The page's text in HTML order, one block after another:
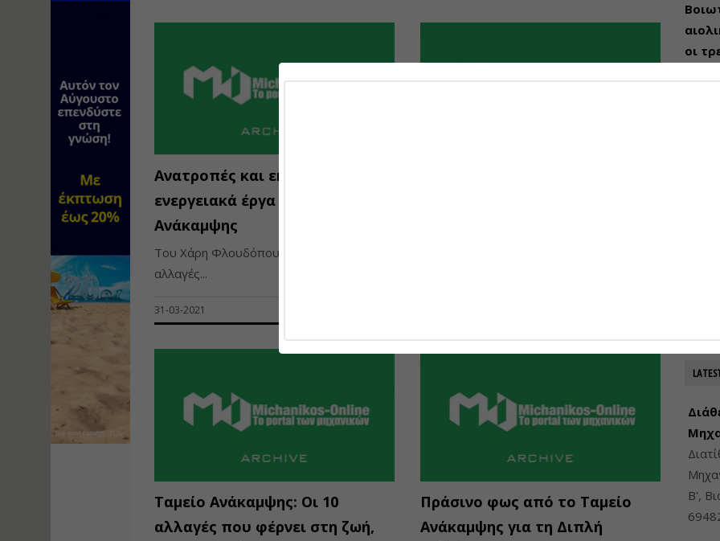
Ανατροπές και εκπλήξεις στα
ενεργειακά έργα του Ταμείου
Ανάκαμψης
Του Χάρη Φλουδόπουλου Σημαντικές
αλλαγές...
31-03-2021
Ταμείο Ανάκαμψης: Οι 10
αλλαγές που φέρνει στη ζωή,
Πράσινο φως από το Ταμείο
Ανάκαμψης για τη Διπλή
οι
Στο
του
Β',